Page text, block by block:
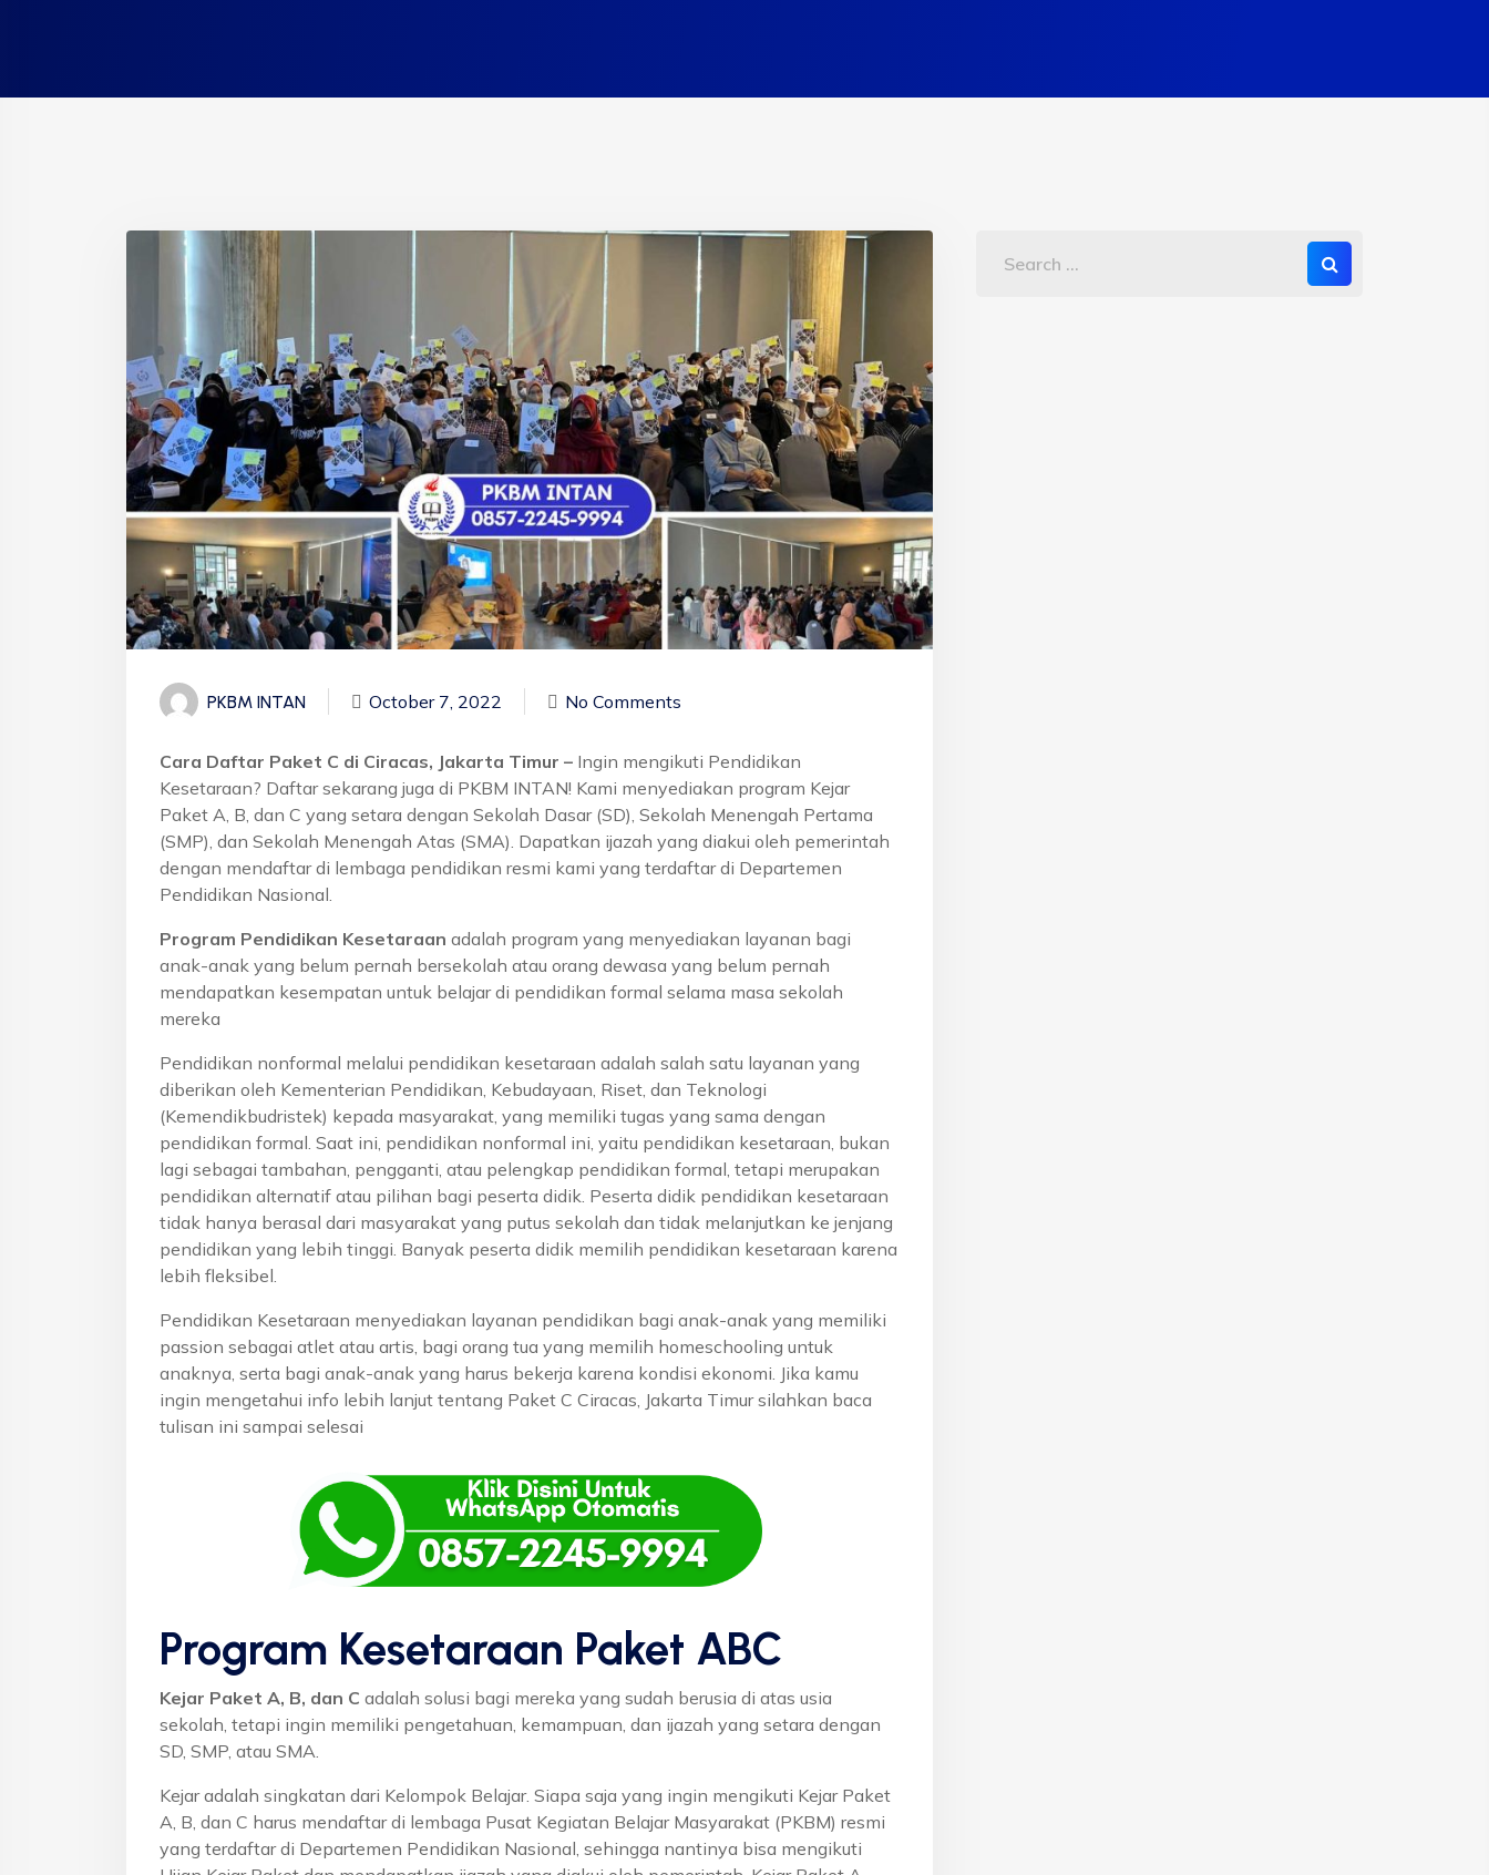
PKBM INTAN October 7, 2022 No Comments
Cara Daftar Paket C di Ciracas, Jakarta Timur – Ingin mengikuti Pendidikan
Kesetaraan? Daftar sekarang juga di PKBM INTAN! Kami menyediakan program Kejar
Paket A, B, dan C yang setara dengan Sekolah Dasar (SD), Sekolah Menengah Pertama
(SMP), dan Sekolah Menengah Atas (SMA). Dapatkan ijazah yang diakui oleh pemerintah
dengan mendaftar di lembaga pendidikan resmi kami yang terdaftar di Departemen
Pendidikan Nasional.
Program Pendidikan Kesetaraan adalah program yang menyediakan layanan bagi
anak-anak yang belum pernah bersekolah atau orang dewasa yang belum pernah
mendapatkan kesempatan untuk belajar di pendidikan formal selama masa sekolah
mereka
Pendidikan nonformal melalui pendidikan kesetaraan adalah salah satu layanan yang
diberikan oleh Kementerian Pendidikan, Kebudayaan, Riset, dan Teknologi
(Kemendikbudristek) kepada masyarakat, yang memiliki tugas yang sama dengan
pendidikan formal. Saat ini, pendidikan nonformal ini, yaitu pendidikan kesetaraan, bukan
lagi sebagai tambahan, pengganti, atau pelengkap pendidikan formal, tetapi merupakan
pendidikan alternatif atau pilihan bagi peserta didik. Peserta didik pendidikan kesetaraan
tidak hanya berasal dari masyarakat yang putus sekolah dan tidak melanjutkan ke jenjang
pendidikan yang lebih tinggi. Banyak peserta didik memilih pendidikan kesetaraan karena
lebih fleksibel.
Pendidikan Kesetaraan menyediakan layanan pendidikan bagi anak-anak yang memiliki
passion sebagai atlet atau artis, bagi orang tua yang memilih homeschooling untuk
anaknya, serta bagi anak-anak yang harus bekerja karena kondisi ekonomi. Jika kamu
ingin mengetahui info lebih lanjut tentang Paket C Ciracas, Jakarta Timur silahkan baca
tulisan ini sampai selesai
Program Kesetaraan Paket ABC
Kejar Paket A, B, dan C adalah solusi bagi mereka yang sudah berusia di atas usia
sekolah, tetapi ingin memiliki pengetahuan, kemampuan, dan ijazah yang setara dengan
SD, SMP, atau SMA.
Kejar adalah singkatan dari Kelompok Belajar. Siapa saja yang ingin mengikuti Kejar Paket
A, B, dan C harus mendaftar di lembaga Pusat Kegiatan Belajar Masyarakat (PKBM) resmi
yang terdaftar di Departemen Pendidikan Nasional, sehingga nantinya bisa mengikuti